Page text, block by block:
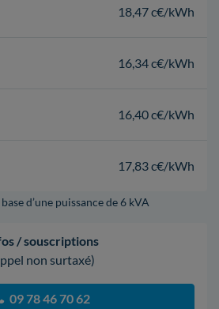
18,47 c€/kWh
16,34 c€/kWh
16,40 c€/kWh
17,83 c€/kWh
d’une puissance de 6 kVA
/ souscriptions
non surtaxé)
09 78 46 70 62